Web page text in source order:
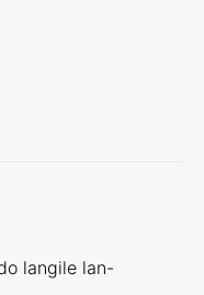
langile lan-